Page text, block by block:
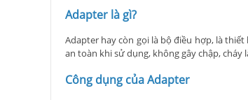
Adapter là gì?
Adapter hay còn gọi là bộ điều hợp, là
an toàn khi sử dụng, không gây chập, cháy
Công dụng của Adapter